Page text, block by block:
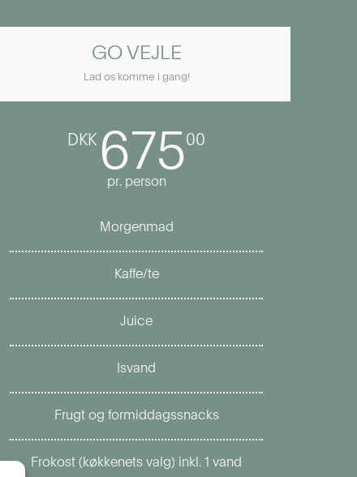
GO VEJLE
Lad os komme i gang!
DKK 67500
pr. person
Morgenmad
Kaffe/te
Juice
Isvand
Frugt og formiddagssnacks
Frokost (køkkenets valg) inkl. 1 vand